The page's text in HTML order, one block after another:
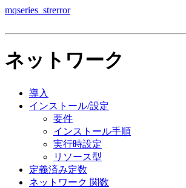
mqseries_strerror
ネットワーク
導入
インストール/設定
要件
インストール手順
実行時設定
リソース型
定義済み定数
ネットワーク 関数